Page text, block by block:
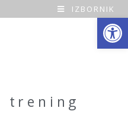
Open toolbar
IZBORNIK
trening